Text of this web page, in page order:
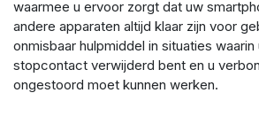
waarmee u ervoor zorgt dat uw
andere apparaten altijd klaar zijn voor
onmisbaar hulpmiddel in situaties waarin
stopcontact verwijderd bent en u
ongestoord moet kunnen werken.